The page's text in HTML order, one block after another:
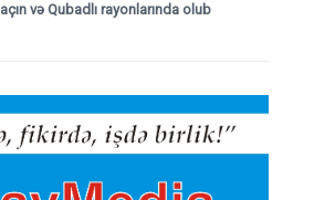
və Qubadlı rayonlarında olub